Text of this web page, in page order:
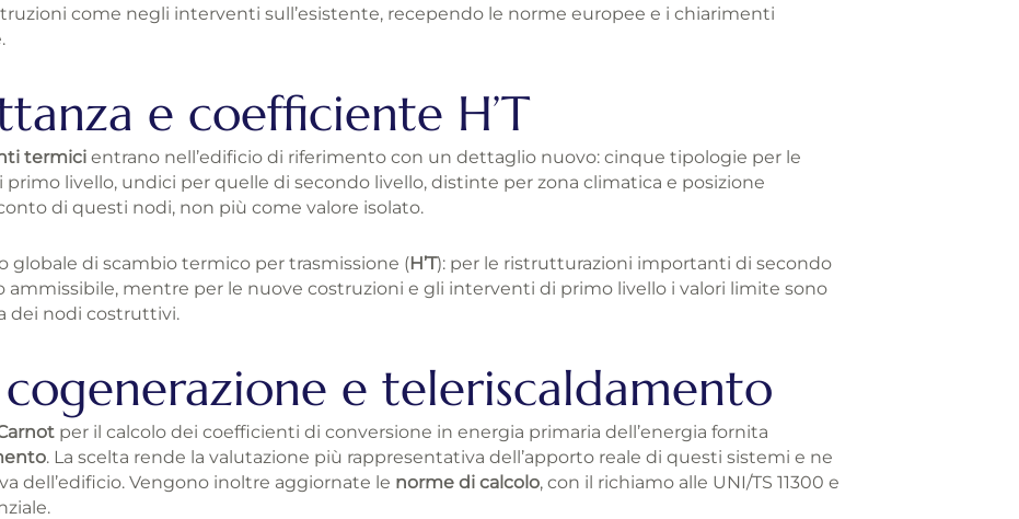
come negli interventi sull’esistente, recependo le norme europee e i chiarimenti
e coefficiente H’T
termici entrano nell’edificio di riferimento con un dettaglio nuovo: cinque tipologie per le
livello, undici per quelle di secondo livello, distinte per zona climatica e posizione
di questi nodi, non più come valore isolato.
globale di scambio termico per trasmissione (H’T): per le ristrutturazioni importanti di secondo
ammissibile, mentre per le nuove costruzioni e gli interventi di primo livello i valori limite sono
dei nodi costruttivi.
e teleriscaldamento
per il calcolo dei coefficienti di conversione in energia primaria dell’energia fornita
. La scelta rende la valutazione più rappresentativa dell’apporto reale di questi sistemi e ne
dell’edificio. Vengono inoltre aggiornate le norme di calcolo, con il richiamo alle UNI/TS 11300 e